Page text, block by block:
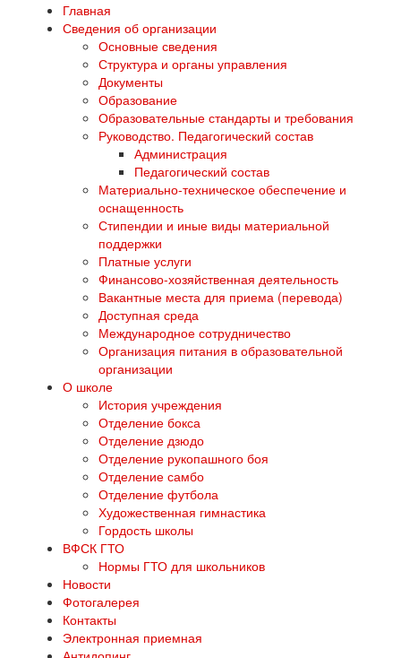
Главная
Сведения об организации
Основные сведения
Структура и органы управления
Документы
Образование
Образовательные стандарты и требования
Руководство. Педагогический состав
Администрация
Педагогический состав
Материально-техническое обеспечение и
оснащенность
Стипендии и иные виды материальной
поддержки
Платные услуги
Финансово-хозяйственная деятельность
Вакантные места для приема (перевода)
Доступная среда
Международное сотрудничество
Организация питания в образовательной
организации
О школе
История учреждения
Отделение бокса
Отделение дзюдо
Отделение рукопашного боя
Отделение самбо
Отделение футбола
Художественная гимнастика
Гордость школы
ВФСК ГТО
Нормы ГТО для школьников
Новости
Фотогалерея
Контакты
Электронная приемная